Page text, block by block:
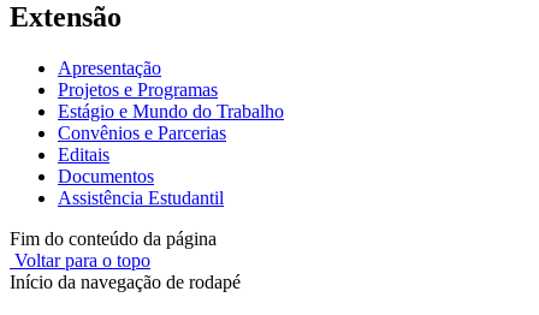
Extensão
Apresentação
Projetos e Programas
Estágio e Mundo do Trabalho
Convênios e Parcerias
Editais
Documentos
Assistência Estudantil
Fim do conteúdo da página
Voltar para o topo
Início da navegação de rodapé